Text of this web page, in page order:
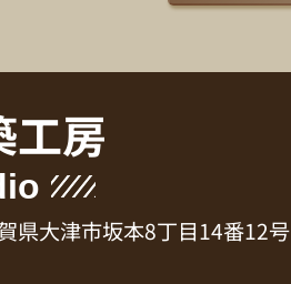
工房
大津市坂本8丁目14番12号